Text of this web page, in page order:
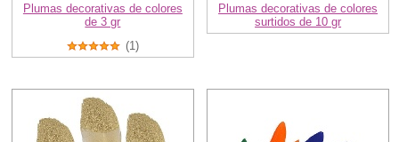
Plumas decorativas de colores
de 3 gr
(1)
Plumas decorativas de colores
surtidos de 10 gr